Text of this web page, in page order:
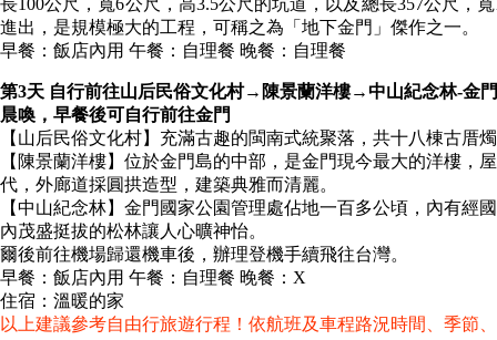
長100公尺，寬6公尺，高3.5公尺的坑道，以及總長357公尺，
進出，是規模極大的工程，可稱之為「地下金門」傑作之一。
早餐：飯店內用 午餐：自理餐 晚餐：自理餐
第3天 自行前往山后民俗文化村→陳景蘭洋樓→中山紀念林-金
晨喚，早餐後可自行前往金門
【山后民俗文化村】充滿古趣的閩南式統聚落，共十八棟古厝
【陳景蘭洋樓】位於金門島的中部，是金門現今最大的洋樓，
代，外廊道採圓拱造型，建築典雅而清麗。
【中山紀念林】金門國家公園管理處佔地一百多公頃，內有
內茂盛挺拔的松林讓人心曠神怡。
爾後前往機場歸還機車後，辦理登機手續飛往台灣。
早餐：飯店內用 午餐：自理餐 晚餐：X
住宿：溫暖的家
以上建議參考自由行旅遊行程！依航班及車程路況時間、季節